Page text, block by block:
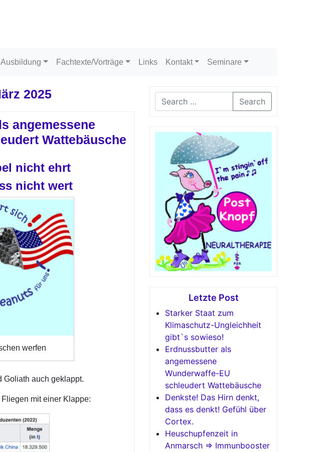
Fachtexte/Vorträge Links Kontakt Seminare
2025
angemessene
Wattebäusche
nicht ehrt
nicht wert
werfen
Goliath auch geklappt.
mit einer Klappe:
Search
Letzte Post
Starker Staat zum
Klimaschutz-Ungleichheit
gibt`s sowieso!
Erdnussbutter als
angemessene
Wunderwaffe-EU
schleudert Wattebäusche
Denkste! Das Hirn denkt,
dass es denkt! Gefühl über
Cortex.
Heuschupfenzeit in
Anmarsch => Immunbooster